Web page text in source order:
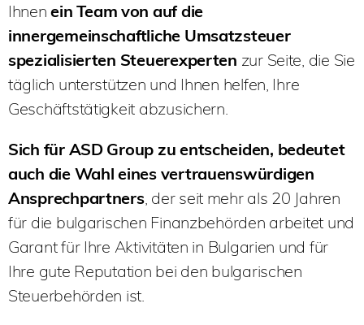
Ihnenein Team von auf die
innergemeinschaftliche Umsatzsteuer
spezialisierten Steuerexperten zur Seite, die Sie
täglich unterstützen und Ihnen helfen, Ihre
Geschäftstätigkeit abzusichern.
Sich für ASD Group zu entscheiden, bedeutet
auch die Wahl eines vertrauenswürdigen
Ansprechpartners, der seit mehr als 20 Jahren
für die bulgarischen Finanzbehörden arbeitet und
Garant für Ihre Aktivitäten in Bulgarien und für
Ihre gute Reputation bei den bulgarischen
Steuerbehörden ist.